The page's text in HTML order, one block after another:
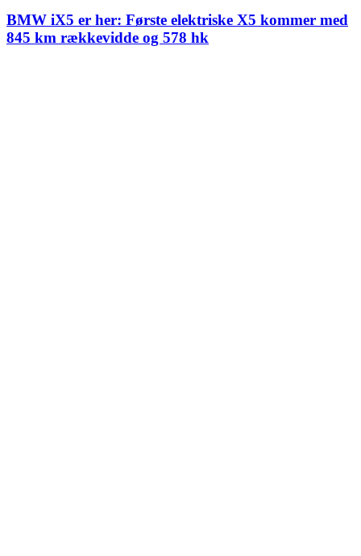
BMW iX5 er her: Første elektriske X5 kommer med
845 km rækkevidde og 578 hk